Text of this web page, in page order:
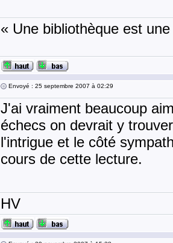
« Une bibliothèque est
Envoyé : 25 septembre 2007 à 02:29
J'ai vraiment beaucoup
échecs on devrait y
l'intrigue et le côté
cours de cette lecture.
HV